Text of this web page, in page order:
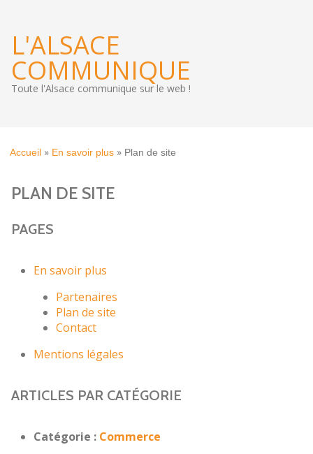
L'ALSACE
COMMUNIQUE
Toute l'Alsace communique sur le web !
Accueil » En savoir plus » Plan de site
PLAN DE SITE
PAGES
En savoir plus
Partenaires
Plan de site
Contact
Mentions légales
ARTICLES PAR CATÉGORIE
Catégorie : Commerce